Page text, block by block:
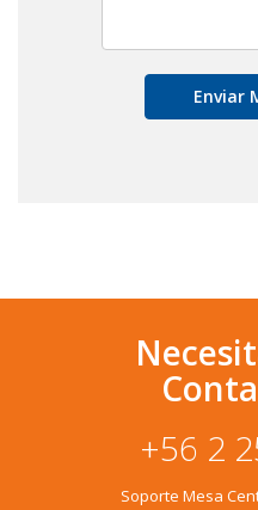
Enviar
+56 2
Soporte Mesa